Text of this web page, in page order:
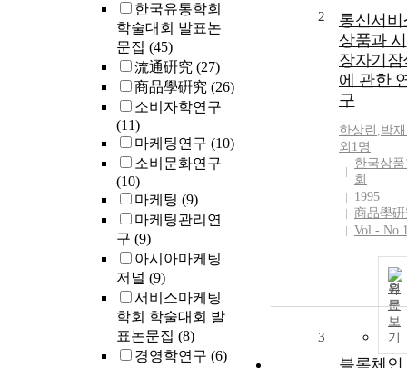
한국유통학회
학술대회 발표논
문집 (45)
流通硏究 (27)
商品學硏究 (26)
소비자학연구
(11)
마케팅연구 (10)
소비문화연구
(10)
마케팅 (9)
마케팅관리연
구 (9)
아시아마케팅
저널 (9)
서비스마케팅
학회 학술대회 발
표논문집 (8)
경영학연구 (6)
2
통신서비
상품과 시
장자기잠
에 관한
구
한상린 ,박
외1명
한국상
회
1995
商品學
Vol.-
원
문
보
기
3